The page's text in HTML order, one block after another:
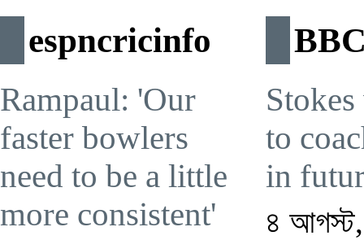
espncricinfo
Rampaul: 'Our
faster bowlers
need to be a little
more consistent'
to
in
৪